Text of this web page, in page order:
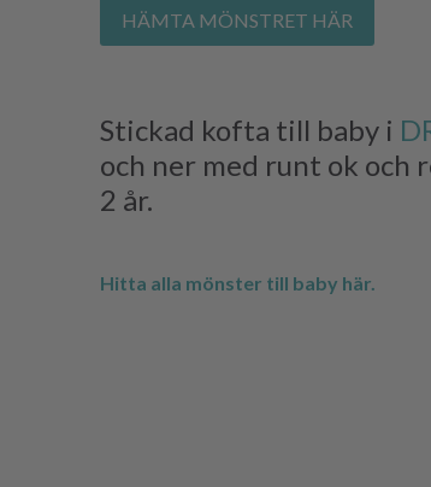
HÄMTA MÖNSTRET HÄR
Stickad kofta till baby i
och ner med runt ok och
2 år.
Hitta alla mönster till baby här.